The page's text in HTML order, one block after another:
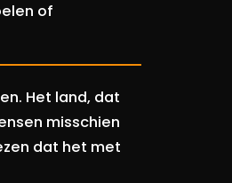
of
Het land, dat
misschien
dat het met